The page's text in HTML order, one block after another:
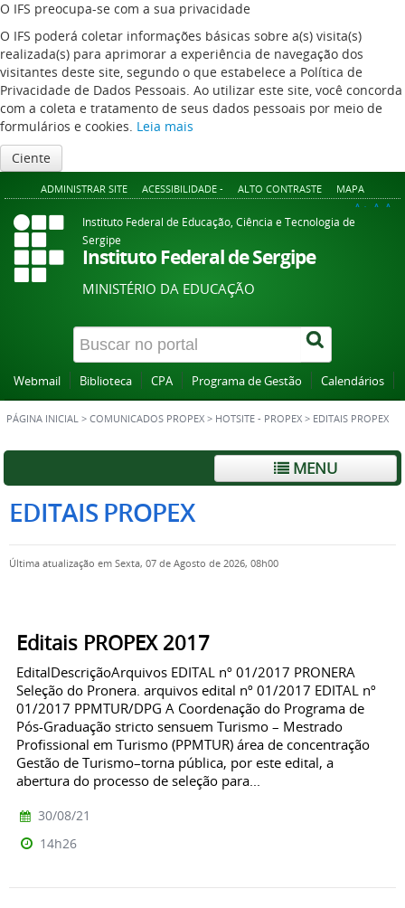
O IFS preocupa-se com a sua privacidade
O IFS poderá coletar informações básicas sobre a(s) visita(s)
realizada(s) para aprimorar a experiência de navegação dos
visitantes deste site, segundo o que estabelece a Política de
Privacidade de Dados Pessoais. Ao utilizar este site, você concorda
com a coleta e tratamento de seus dados pessoais por meio de
formulários e cookies. Leia mais
Ciente
ADMINISTRAR SITE ACESSIBILIDADE - ALTO CONTRASTE MAPA
A+ A A-
Instituto Federal de Educação, Ciência e Tecnologia de
Sergipe
Instituto Federal de Sergipe
MINISTÉRIO DA EDUCAÇÃO
Webmail Biblioteca CPA Programa de Gestão Calendários
PÁGINA INICIAL > COMUNICADOS PROPEX > HOTSITE - PROPEX > EDITAIS PROPEX
MENU
EDITAIS PROPEX
Última atualização em Sexta, 07 de Agosto de 2026, 08h00
Editais PROPEX 2017
EditalDescriçãoArquivos EDITAL nº 01/2017 PRONERA
Seleção do Pronera. arquivos edital nº 01/2017 EDITAL nº
01/2017 PPMTUR/DPG A Coordenação do Programa de
Pós-Graduação stricto sensuem Turismo – Mestrado
Profissional em Turismo (PPMTUR) área de concentração
Gestão de Turismo–torna pública, por este edital, a
abertura do processo de seleção para...
30/08/21
14h26